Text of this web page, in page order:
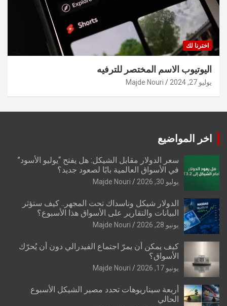
اخترنا لك
اليوتيوب الاسم المختصر للترفيه
يوليو 27, 2024 Majde Nouri
اخر المواضيع
سعر الدولار مقابل الشيكل: هل يفتح “يوليو الأسود”
في الأسواق العالمية بابًا لصعود جديد؟
يوليو 30, 2026 Majde Nouri
الدولار شيكل وناسداك تحت المجهر.. كيف ستؤثر
البيانات والتقارير على الأسواق هذا الأسبوع؟
يونيو 28, 2026 Majde Nouri
كيف يمكن أن يمرّ اجتماع الفيدرالي دون أن يُحرّك
الأسواق؟
يونيو 17, 2026 Majde Nouri
أربعة سيناريوهات تحدد مصير الشيكل الأسبوع
الحالي